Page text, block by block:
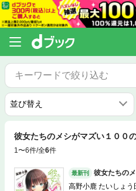
彼女たちのメシがマズい１００
1〜6件/全6件
最新刊
彼女たちの
高野小鹿 たいしょう